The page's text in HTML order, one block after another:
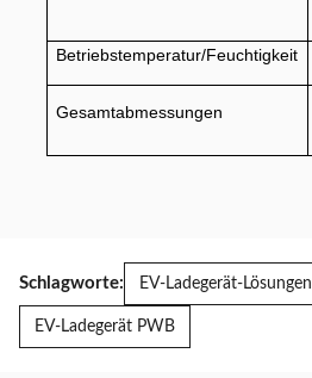
Betriebstemperatur/Feuchtigkeit
Gesamtabmessungen
Schlagworte: EV-Ladegerät-Lösungen
EV-Ladegerät PWB